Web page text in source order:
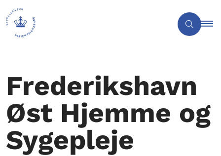
Frederikshavn
Øst Hjemme og
Sygepleje